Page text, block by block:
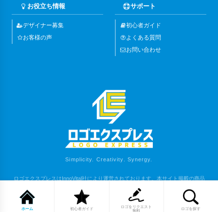
ホーム 初心者ガイド
ロゴをリクエスト
無料
ロゴを探す
お役立ち情報
デザイナー募集
お客様の声
サポート
初心者ガイド
よくある質問
お問い合わせ
Simplicity. Creativity. Synergy.
ロゴエクスプレスはInnoVital社により運営されております。本サイト掲載の商品
Copyright (C) 2023 LOGO EXPRESS. All Rights Reserved.